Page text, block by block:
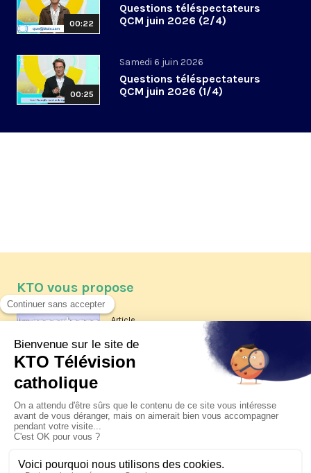
00:22
Questions téléspectateurs
QCM juin 2026 (2/4)
00:25
Samedi 6 juin 2026
Questions téléspectateurs
QCM juin 2026 (1/4)
KTO vous propose
Article
Les reportages d'été 2026 de KTO
La visite pastorale du pape Léon
XIV à Assise à suivre sur KTO le
jeudi 6 août
Le pape en Uruguay, Argentine et